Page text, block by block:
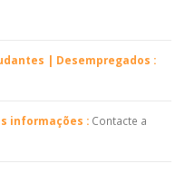
| Desempregados :
informações : Contacte a